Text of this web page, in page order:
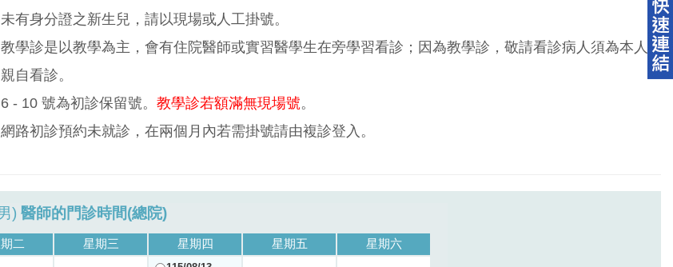
未有身分證之新生兒，請以現場或人工掛號。
教學診是以教學為主，會有住院醫師或實習醫學生在旁學習看診；因為教學診，敬請看診病人須為本人
親自看診。
6 - 10 號為初診保留號。 教學診若額滿無現場號。
網路初診預約未就診，在兩個月內若需掛號請由複診登入。